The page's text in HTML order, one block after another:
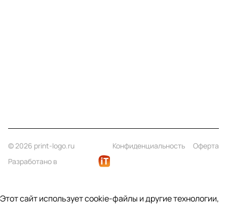
© 2026 print-logo.ru Конфиденциальность
Оферта
Разработано в
Этот сайт использует cookie-файлы и другие технологии,